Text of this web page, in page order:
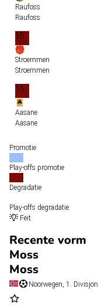
Raufoss
Raufoss
15
Stroemmen
Stroemmen
16
Aasane
Aasane
Promotie
Play-offs promotie
Degradatie
Play-offs degradatie
Feit
Recente vorm
Moss
Moss
Noorwegen, 1. Divisjon